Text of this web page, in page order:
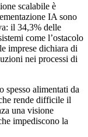
scalabile è
IA sono
il 34,3% delle
come l’ostacolo
imprese dichiara di
nei processi di
spesso alimentati da
rende difficile il
una visione
impediscono la